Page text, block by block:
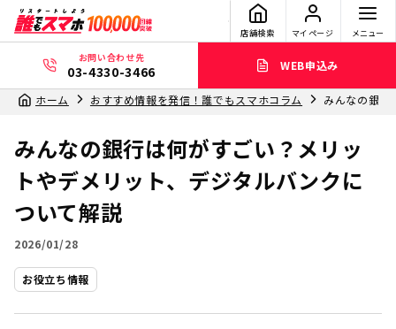
店舗検索 マイページ メニュー
お問い合わせ先
03-4330-3466 WEB申込み
ホーム おすすめ情報を発信！誰でもスマホコラム みんなの銀行
みんなの銀行は何がすごい？メリッ
トやデメリット、デジタルバンクに
ついて解説
2026/01/28
お役立ち情報